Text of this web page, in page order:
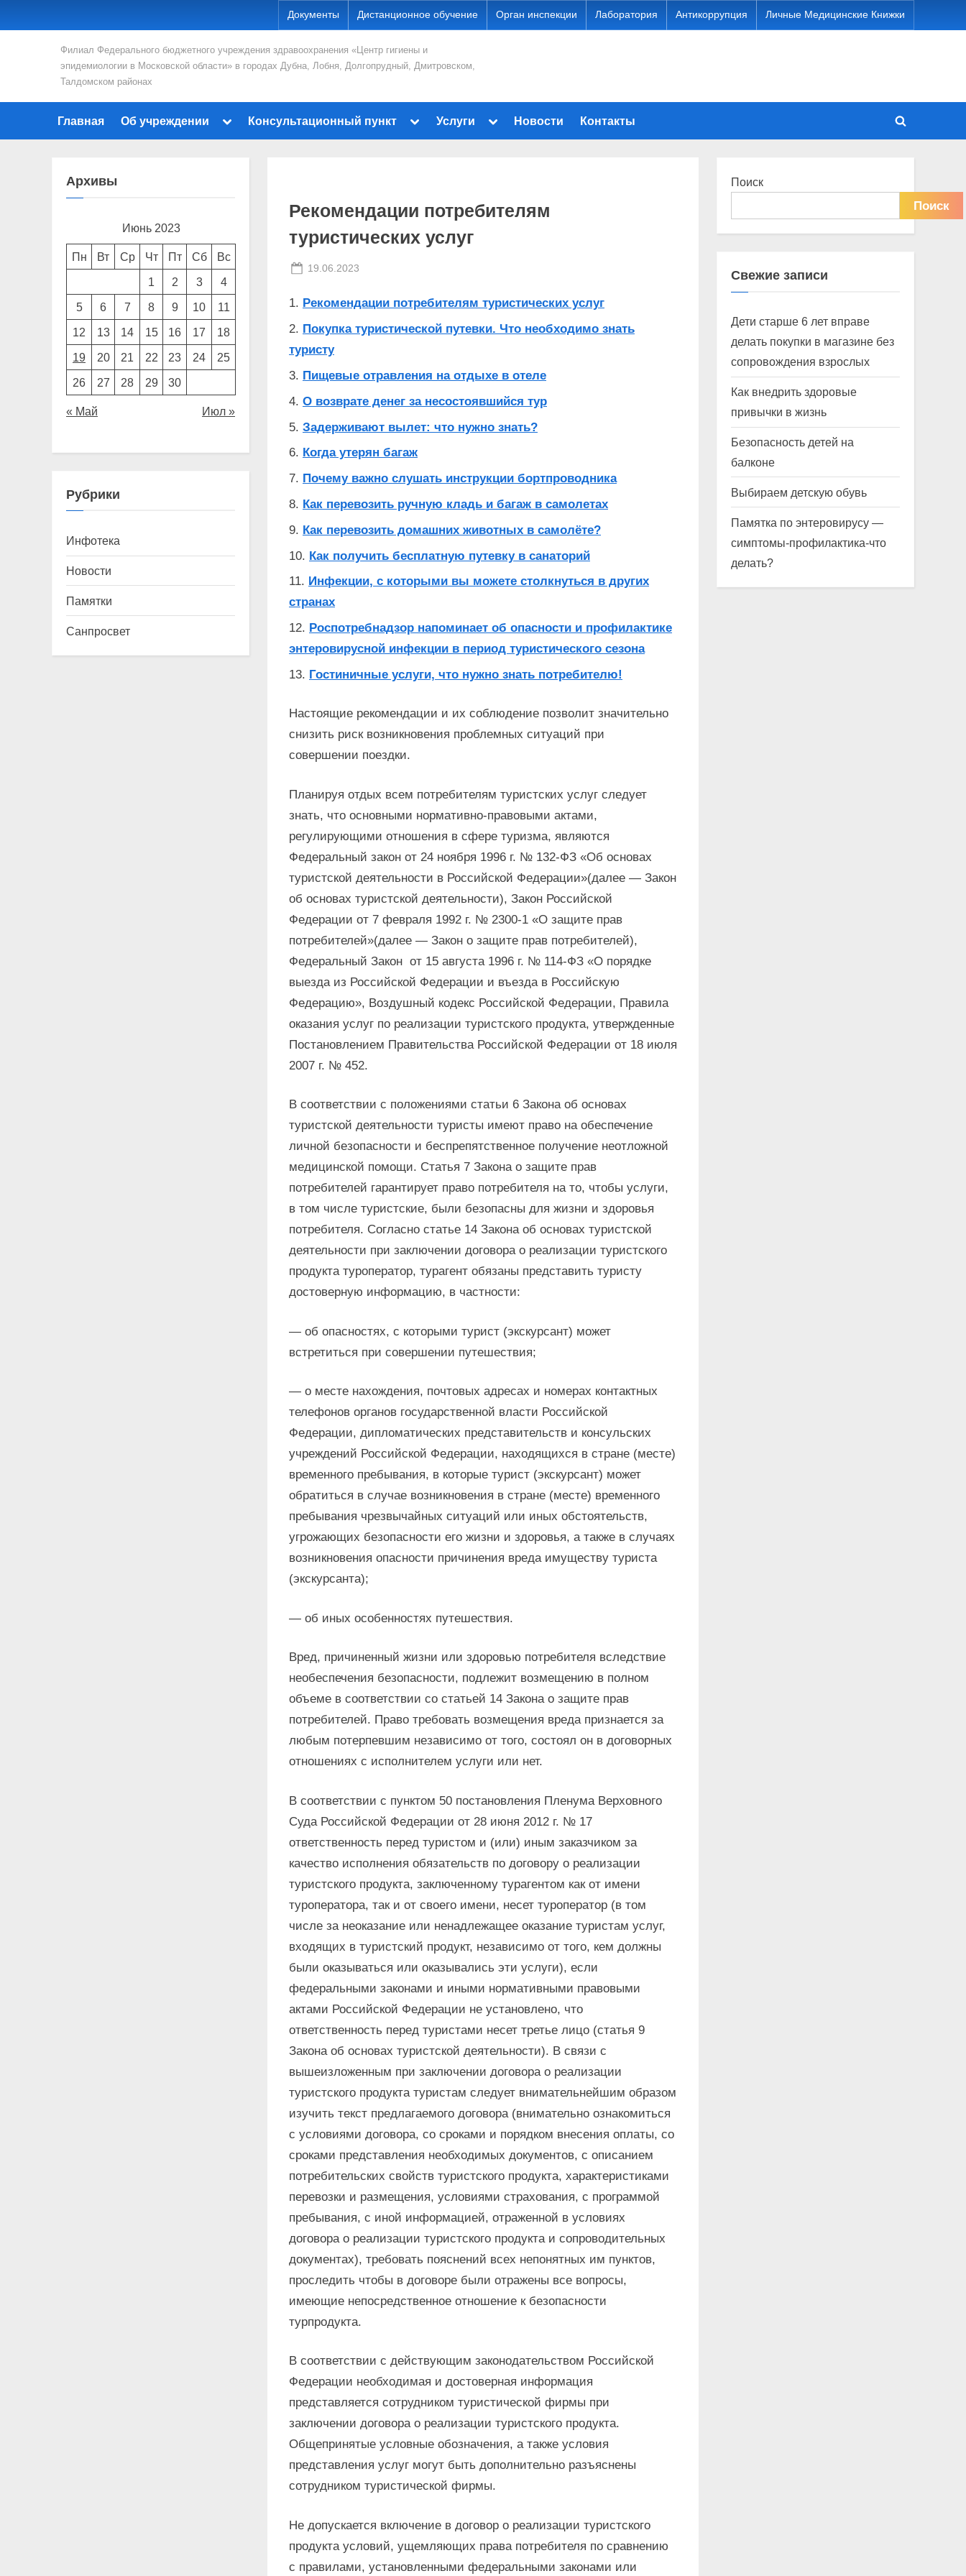
to
Документы Дистанционное обучение Орган инспекции Лаборатория Антикоррупция Личные Медицинские Книжки
Филиал Федерального бюджетного учреждения здравоохранения «Центр гигиены и
эпидемиологии в Московской области» в городах Дубна, Лобня, Долгопрудный, Дмитровском,
Талдомском районах
Главная Об учреждении
Toggle
menu
Консультационный пункт
Toggle
menu
Услуги
Toggle
menu
Новости Контакты
Toggle
Рекомендации потребителям
туристических услуг
Posted
19.06.2023
Рекомендации потребителям туристических услуг
Покупка туристической путевки. Что необходимо знать
туристу
Пищевые отравления на отдыхе в отеле
О возврате денег за несостоявшийся тур
Задерживают вылет: что нужно знать?
Когда утерян багаж
Почему важно слушать инструкции бортпроводника
Как перевозить ручную кладь и багаж в самолетах
Как перевозить домашних животных в самолёте?
Как получить бесплатную путевку в санаторий
Инфекции, с которыми вы можете столкнуться в других
странах
Роспотребнадзор напоминает об опасности и профилактике
энтеровирусной инфекции в период туристического сезона
Гостиничные услуги, что нужно знать потребителю!
Настоящие рекомендации и их соблюдение позволит значительно
снизить риск возникновения проблемных ситуаций при
совершении поездки.
Планируя отдых всем потребителям туристских услуг следует
знать, что основными нормативно-правовыми актами,
регулирующими отношения в сфере туризма, являются
Федеральный закон от 24 ноября 1996 г. № 132-ФЗ «Об основах
туристской деятельности в Российской Федерации»(далее — Закон
об основах туристской деятельности), Закон Российской
Федерации от 7 февраля 1992 г. № 2300-1 «О защите прав
потребителей»(далее — Закон о защите прав потребителей),
Федеральный Закон от 15 августа 1996 г. № 114-ФЗ «О порядке
выезда из Российской Федерации и въезда в Российскую
Федерацию», Воздушный кодекс Российской Федерации, Правила
оказания услуг по реализации туристского продукта, утвержденные
Постановлением Правительства Российской Федерации от 18 июля
2007 г. № 452.
В соответствии с положениями статьи 6 Закона об основах
туристской деятельности туристы имеют право на обеспечение
личной безопасности и беспрепятственное получение неотложной
медицинской помощи. Статья 7 Закона о защите прав
потребителей гарантирует право потребителя на то, чтобы услуги,
в том числе туристские, были безопасны для жизни и здоровья
потребителя. Согласно статье 14 Закона об основах туристской
деятельности при заключении договора о реализации туристского
продукта туроператор, турагент обязаны представить туристу
достоверную информацию, в частности:
— об опасностях, с которыми турист (экскурсант) может
встретиться при совершении путешествия;
— о месте нахождения, почтовых адресах и номерах контактных
телефонов органов государственной власти Российской
Федерации, дипломатических представительств и консульских
учреждений Российской Федерации, находящихся в стране (месте)
временного пребывания, в которые турист (экскурсант) может
обратиться в случае возникновения в стране (месте) временного
пребывания чрезвычайных ситуаций или иных обстоятельств,
угрожающих безопасности его жизни и здоровья, а также в случаях
возникновения опасности причинения вреда имуществу туриста
(экскурсанта);
— об иных особенностях путешествия.
Вред, причиненный жизни или здоровью потребителя вследствие
необеспечения безопасности, подлежит возмещению в полном
объеме в соответствии со статьей 14 Закона о защите прав
потребителей. Право требовать возмещения вреда признается за
любым потерпевшим независимо от того, состоял он в договорных
отношениях с исполнителем услуги или нет.
В соответствии с пунктом 50 постановления Пленума Верховного
Суда Российской Федерации от 28 июня 2012 г. № 17
ответственность перед туристом и (или) иным заказчиком за
качество исполнения обязательств по договору о реализации
туристского продукта, заключенному турагентом как от имени
туроператора, так и от своего имени, несет туроператор (в том
числе за неоказание или ненадлежащее оказание туристам услуг,
входящих в туристский продукт, независимо от того, кем должны
были оказываться или оказывались эти услуги), если
федеральными законами и иными нормативными правовыми
актами Российской Федерации не установлено, что
ответственность перед туристами несет третье лицо (статья 9
Закона об основах туристской деятельности). В связи с
вышеизложенным при заключении договора о реализации
туристского продукта туристам следует внимательнейшим образом
изучить текст предлагаемого договора (внимательно ознакомиться
с условиями договора, со сроками и порядком внесения оплаты, со
сроками представления необходимых документов, с описанием
потребительских свойств туристского продукта, характеристиками
перевозки и размещения, условиями страхования, с программой
пребывания, с иной информацией, отраженной в условиях
договора о реализации туристского продукта и сопроводительных
документах), требовать пояснений всех непонятных им пунктов,
проследить чтобы в договоре были отражены все вопросы,
имеющие непосредственное отношение к безопасности
турпродукта.
В соответствии с действующим законодательством Российской
Федерации необходимая и достоверная информация
представляется сотрудником туристической фирмы при
заключении договора о реализации туристского продукта.
Общепринятые условные обозначения, а также условия
представления услуг могут быть дополнительно разъяснены
сотрудником туристической фирмы.
Не допускается включение в договор о реализации туристского
продукта условий, ущемляющих права потребителя по сравнению
с правилами, установленными федеральными законами или
Архивы
Июнь 2023
Пн Вт Ср Чт Пт Сб
Вс
1
2 3
4
5
6 7 8 9 10
11
12
13 14 15 16 17
18
19
20 21 22 23 24
25
26
27 28 29 30
« Май Июл »
Рубрики
Инфотека
Новости
Памятки
Санпросвет
Поиск
Поиск
Свежие записи
Дети старше 6 лет вправе
делать покупки в магазине без
сопровождения взрослых
Как внедрить здоровые
привычки в жизнь
Безопасность детей на
балконе
Выбираем детскую обувь
Памятка по энтеровирусу —
симптомы-профилактика-что
делать?